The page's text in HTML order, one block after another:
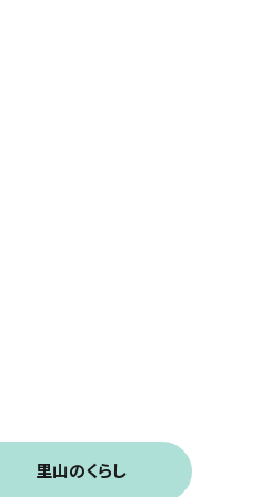
里山のくらし